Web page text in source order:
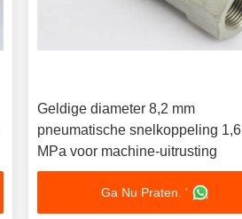
Geldige diameter 8,2 mm
pneumatische snelkoppeling 1,6
MPa voor machine-uitrusting
Ga Nu Praten. '